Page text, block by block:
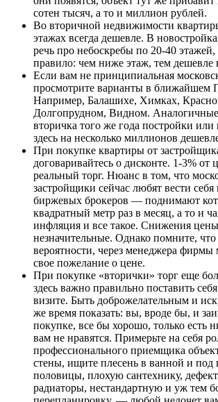
сотен тысяч, а то и миллион рублей.
Во вторичной недвижимости
этажах всегда дешевле. В
речь про небоскребы по 20-40 этажей,
правило: чем ниже этаж, тем дешевле
Если вам не принципиальная
просмотрите варианты в ближайшем
Например, Балашихе, Химках,
Долгопрудном, Видном.
вторичка того же года постройки или
здесь на несколько миллионов
При покупке квартиры от
договаривайтесь о дисконте. 1-3%
реальный торг. Нюанс в том, что
застройщики сейчас любят вести себя
биржевых брокеров — поднимают
квадратный метр раз в месяц, а то и
инфляция и все такое. Снижения
незначительные. Однако помните,
вероятности, через менеджера фирмы
свое пожелание о цене.
При покупке «вторички» торг еще
здесь важно правильно поставить
визите. Быть доброжелательным и
же время показать: вы, вроде бы, и
покупке, все бы хорошо, только есть
вам не нравятся. Примерьте на себя
профессионального приемщика
стены, ищите плесень в ванной и под
половицы, плохую сантехнику,
радиаторы, нестандартную и уж тем